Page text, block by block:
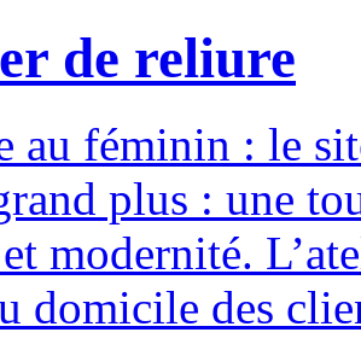
de reliure
au féminin : le
plus : une
modernité.
domicile des